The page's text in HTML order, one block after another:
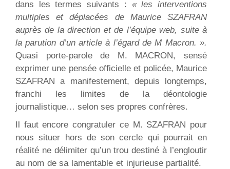
dans les termes suivants : « les interventions
multiples et déplacées de Maurice SZAFRAN
auprès de la direction et de l’équipe web, suite à
la parution d’un article à l’égard de M Macron. ».
Quasi
porte-parole de M. MACRON, sensé
exprimer une pensée officielle et policée, Maurice
SZAFRAN a manifestement, depuis longtemps,
franchi les limites de la déontologie
journalistique… selon ses propres confrères.
Il faut encore congratuler ce M. SZAFRAN pour
nous situer hors de son cercle qui pourrait en
réalité ne délimiter qu’un trou destiné à l’engloutir
au nom de sa lamentable et injurieuse partialité.